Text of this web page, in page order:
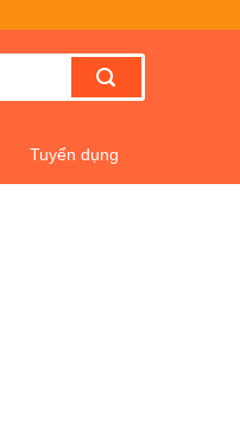
Tuyển dụng